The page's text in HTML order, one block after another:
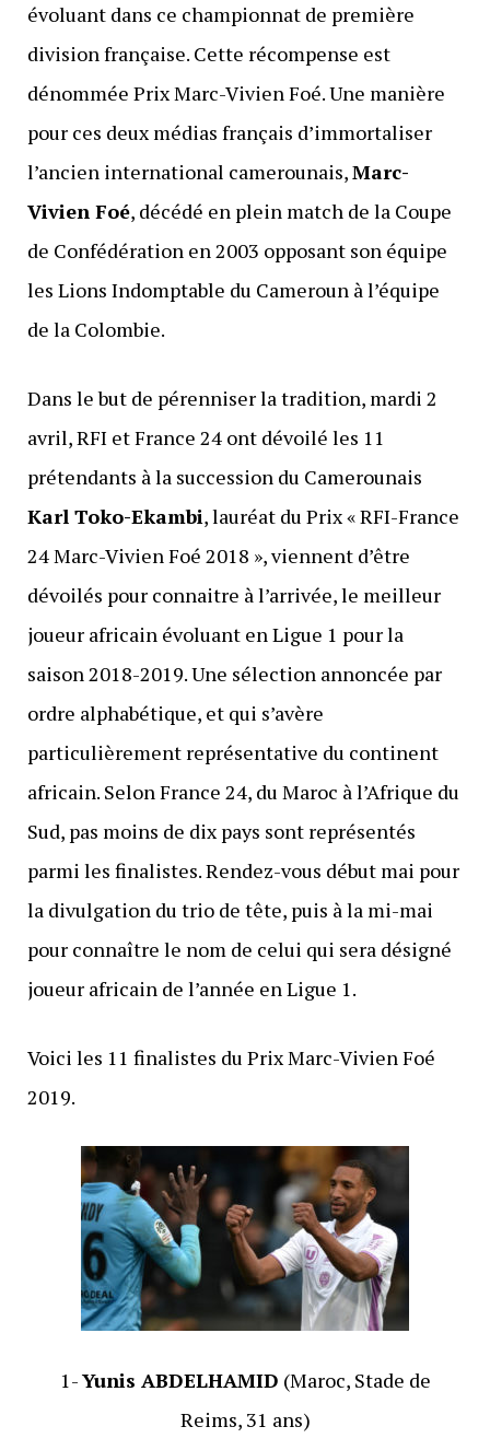
évoluant dans ce championnat de première
division française. Cette récompense est
dénommée Prix Marc-Vivien Foé. Une manière
pour ces deux médias français d’immortaliser
l’ancien international camerounais,Marc-
Vivien Foé, décédé en plein match de la Coupe
de Confédération en 2003 opposant son équipe
les Lions Indomptable du Cameroun à l’équipe
de la Colombie.
Dans le but de pérenniser la tradition, mardi 2
avril, RFI et France 24 ont dévoilé les 11
prétendants à la succession du Camerounais
Karl Toko-Ekambi, lauréat du Prix « RFI-France
24 Marc-Vivien Foé 2018 », viennent d’être
dévoilés pour connaitre à l’arrivée, le meilleur
joueur africain évoluant en Ligue 1 pour la
saison 2018-2019. Une sélection annoncée par
ordre alphabétique, et qui s’avère
particulièrement représentative du continent
africain. Selon France 24, du Maroc à l’Afrique du
Sud, pas moins de dix pays sont représentés
parmi les finalistes. Rendez-vous début mai pour
la divulgation du trio de tête, puis à la mi-mai
pour connaître le nom de celui qui sera désigné
joueur africain de l’année en Ligue 1.
Voici les 11 finalistes du Prix Marc-Vivien Foé
2019.
1-Yunis ABDELHAMID (Maroc, Stade de
Reims, 31 ans)